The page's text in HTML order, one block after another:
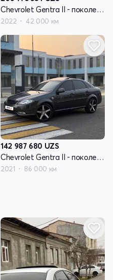
Chevrolet Gentra II - поколение
2022 42 000 км
142 987 680 UZS
Chevrolet Gentra II - поколение
2021 86 000 км